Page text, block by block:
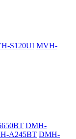
S120UI MVH-
DMH-
A245BT DMH-